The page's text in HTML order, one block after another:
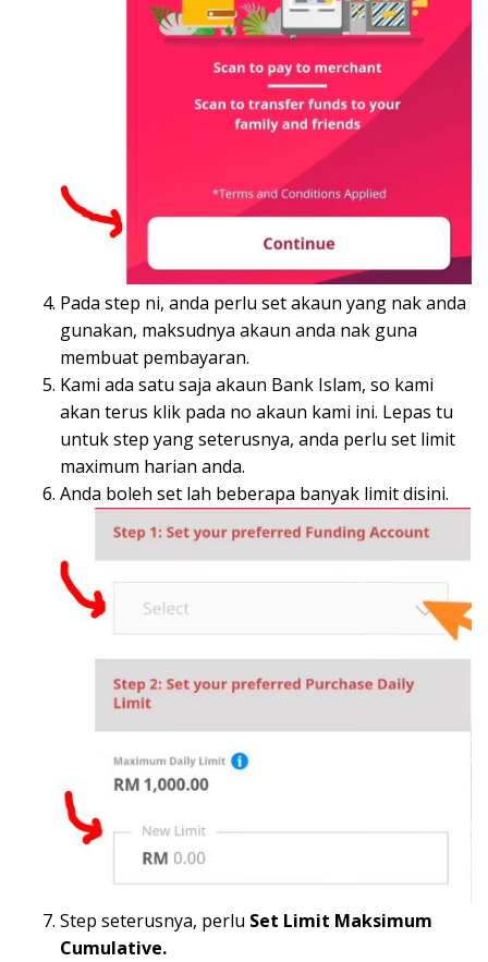
Pada step ni, anda perlu set akaun yang nak anda
gunakan, maksudnya akaun anda nak guna
membuat pembayaran.
Kami ada satu saja akaun Bank Islam, so kami
akan terus klik pada no akaun kami ini. Lepas tu
untuk step yang seterusnya, anda perlu set limit
maximum harian anda.
Anda boleh set lah beberapa banyak limit disini.
Step seterusnya, perlu Set Limit Maksimum
Cumulative.